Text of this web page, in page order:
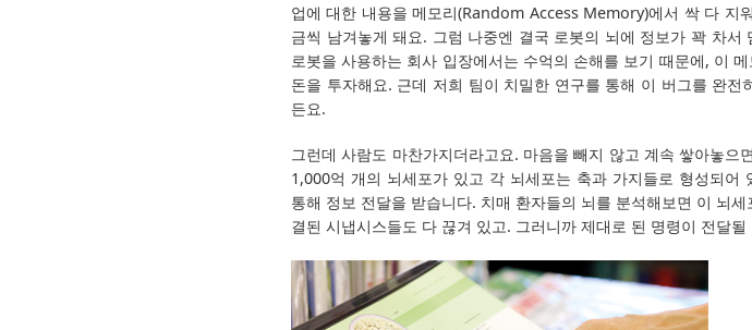
업에 대한 내용을 메모리(Random Access Memory)에서 싹 다 지
금씩 남겨놓게 돼요. 그럼 나중엔 결국 로봇의 뇌에 정보가 꽉 차
로봇을 사용하는 회사 입장에서는 수억의 손해를 보기 때문에, 이
돈을 투자해요. 근데 저희 팀이 치밀한 연구를 통해 이 버그를 완
든요.
그런데 사람도 마찬가지더라고요. 마음을 빼지 않고 계속 쌓아놓
1,000억 개의 뇌세포가 있고 각 뇌세포는 축과 가지들로 형성되
통해 정보 전달을 받습니다. 치매 환자들의 뇌를 분석해보면 이 뇌
결된 시냅시스들도 다 끊겨 있고. 그러니까 제대로 된 명령이 전달